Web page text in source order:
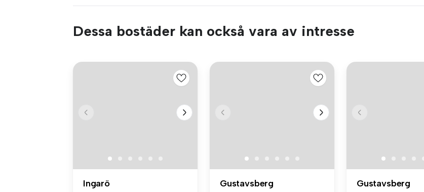
Dessa bostäder kan också vara av intresse
Ingarö Gustavsberg Gustavsberg